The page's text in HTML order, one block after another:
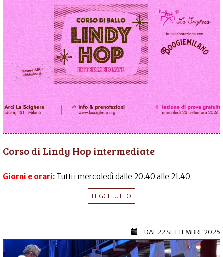
Corso di Lindy Hop intermediate
Giorni e orari: Tutti i mercoledì dalle 20.40 alle 21.40
LEGGI TUTTO
DAL22 SETTEMBRE 2025